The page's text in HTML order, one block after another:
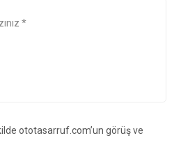
ototasarruf.com’un görüş ve